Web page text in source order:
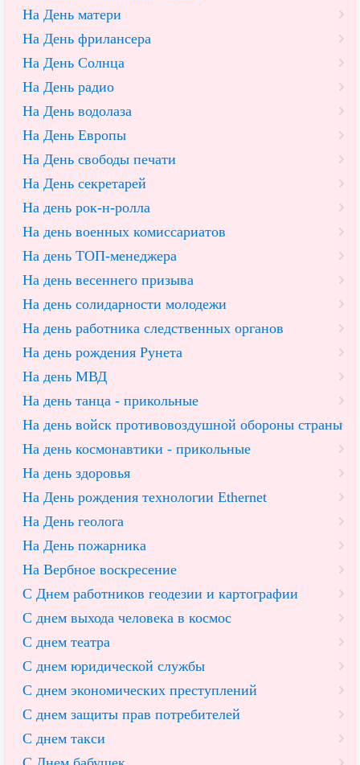
На День матери
На День фрилансера
На День Солнца
На День радио
На День водолаза
На День Европы
На День свободы печати
На День секретарей
На день рок-н-ролла
На день военных комиссариатов
На день ТОП-менеджера
На день весеннего призыва
На день солидарности молодежи
На день работника следственных органов
На день рождения Рунета
На день МВД
На день танца - прикольные
На день войск противовоздушной обороны страны
На день космонавтики - прикольные
На день здоровья
На День рождения технологии Ethernet
На День геолога
На День пожарника
На Вербное воскресение
С Днем работников геодезии и картографии
С днем выхода человека в космос
С днем театра
С днем юридической службы
С днем экономических преступлений
С днем защиты прав потребителей
С днем такси